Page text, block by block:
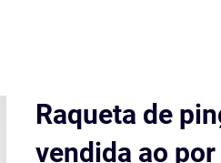
Raqueta de
vendida ao